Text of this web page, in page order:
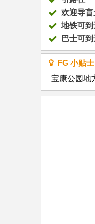
欢迎导盲
地铁可
巴士可
FG 小贴士
宝康公园地